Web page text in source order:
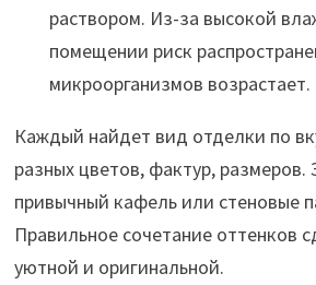
раствором. Из-за высокой
помещении риск
микроорганизмов возрастает.
Каждый найдет вид отделки по
разных цветов, фактур, размеров.
привычный кафель или стеновые
Правильное сочетание оттенков
уютной и оригинальной.